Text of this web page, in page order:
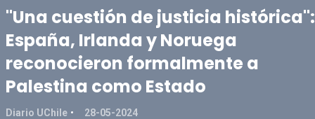
"Una cuestión de justicia histórica":
España, Irlanda y Noruega
reconocieron formalmente a
Palestina como Estado
Diario UChile 28-05-2024